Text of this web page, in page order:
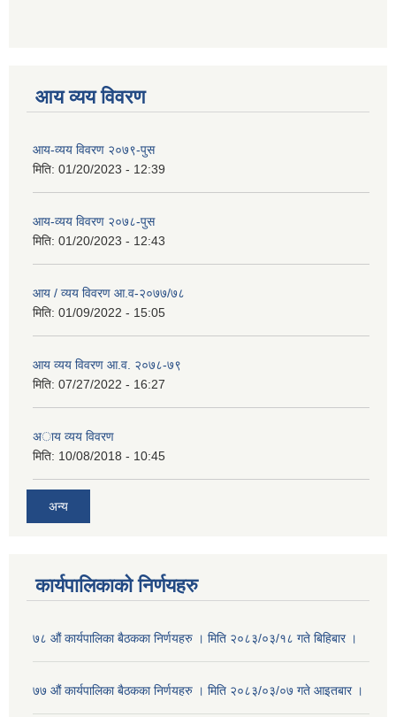
आय व्यय विवरण
आय-व्यय विवरण २०७९-पुस
मिति: 01/20/2023 - 12:39
आय-व्यय विवरण २०७८-पुस
मिति: 01/20/2023 - 12:43
आय / व्यय विवरण आ.व-२०७७/७८
मिति: 01/09/2022 - 15:05
आय व्यय विवरण आ.व. २०७८-७९
मिति: 07/27/2022 - 16:27
अाय व्यय विवरण
मिति: 10/08/2018 - 10:45
अन्य
कार्यपालिकाको निर्णयहरु
७८ औं कार्यपालिका बैठकका निर्णयहरु । मिति २०८३/०३/१८ गते बिहिबार ।
७७ औं कार्यपालिका बैठकका निर्णयहरु । मिति २०८३/०३/०७ गते आइतबार ।